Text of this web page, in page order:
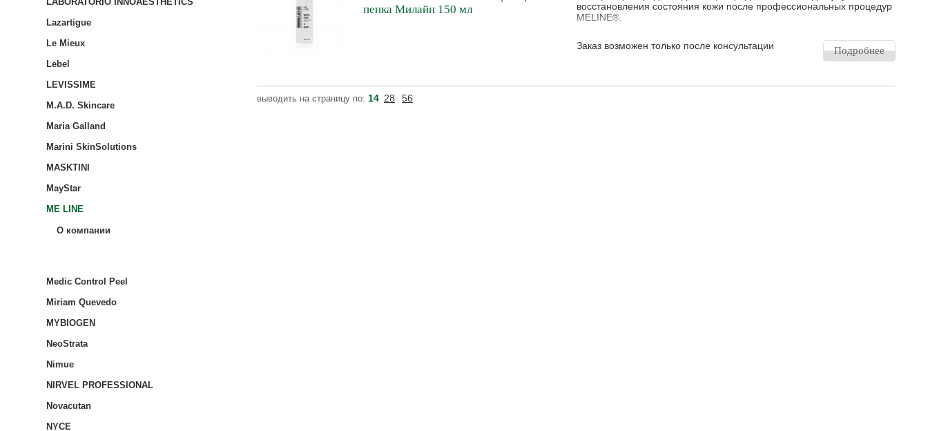
пенка Милайн 150 мл
восстановления состояния кожи после профессиональных процедур
MELINE®.
Заказ возможен только после консультации Подробнее
выводить на страницу по: 14 28 56
Lazartigue
Le Mieux
Lebel
LEVISSIME
M.A.D. Skincare
Maria Galland
Marini SkinSolutions
MASKTINI
MayStar
ME LINE
О компании
Medic Control Peel
Miriam Quevedo
MYBIOGEN
NeoStrata
Nimue
NIRVEL PROFESSIONAL
Novacutan
NYCE